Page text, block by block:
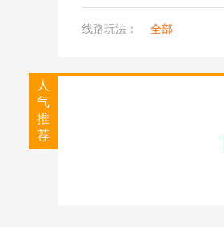
线路玩法： 全部
人
气
推
荐